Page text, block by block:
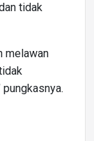
tidak
melawan